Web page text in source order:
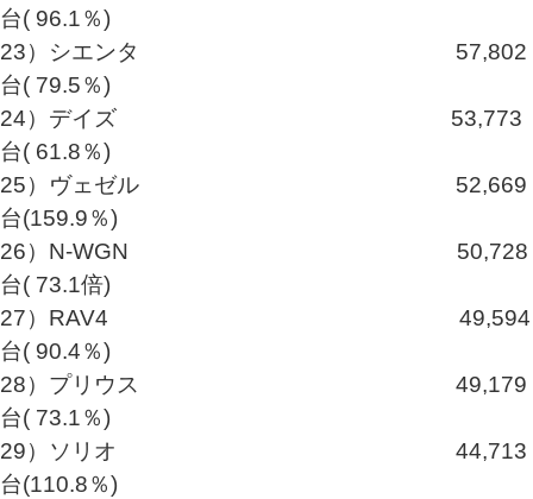
台( 96.1％)
23）シエンタ 57,802
台( 79.5％)
24）デイズ 53,773
台( 61.8％)
25）ヴェゼル 52,669
台(159.9％)
26）N-WGN 50,728
台( 73.1倍)
27）RAV4 49,594
台( 90.4％)
28）プリウス 49,179
台( 73.1％)
29）ソリオ 44,713
台(110.8％)